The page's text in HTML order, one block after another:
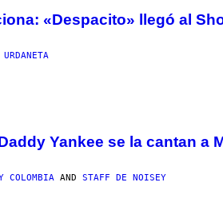
«Despacito» llegó al
Yankee se la cantan a
COLOMBIA AND STAFF DE NOISEY